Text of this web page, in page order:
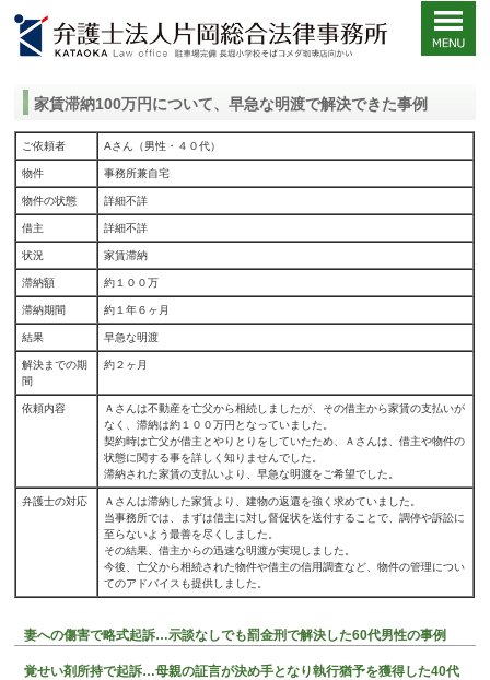
家賃滞納100万円について、早急な明渡で解決できた事例
ご依頼者 Aさん（男性・４０代）
物件 事務所兼自宅
物件の状態 詳細不詳
借主 詳細不詳
状況 家賃滞納
滞納額 約１００万
滞納期間 約１年６ヶ月
結果 早急な明渡
解決までの期
間
約２ヶ月
依頼内容
Ａさんは不動産を亡父から相続しましたが、その借主から家賃の支払いが
なく、滞納は約１００万円となっていました。
契約時は亡父が借主とやりとりをしていたため、Ａさんは、借主や物件の
状態に関する事を詳しく知りませんでした。
滞納された家賃の支払いより、早急な明渡をご希望でした。
弁護士の対応
Ａさんは滞納した家賃より、建物の返還を強く求めていました。
当事務所では、まずは借主に対し督促状を送付することで、調停や訴訟に
至らないよう最善を尽くしました。
その結果、借主からの迅速な明渡が実現しました。
今後、亡父から相続された物件や借主の信用調査など、物件の管理につい
てのアドバイスも提供しました。
妻への傷害で略式起訴…示談なしでも罰金刑で解決した60代男性の事例
覚せい剤所持で起訴…母親の証言が決め手となり執行猶予を獲得した40代